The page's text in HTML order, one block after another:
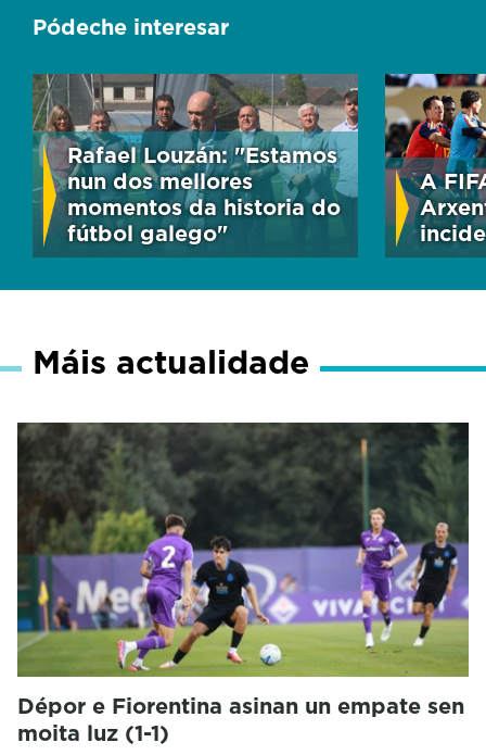
Pódeche interesar
Rafael Louzán: "Estamos
nun dos mellores
momentos da historia do
fútbol galego"
A
Máis actualidade
Dépor e Fiorentina asinan un empate sen
moita luz (1-1)